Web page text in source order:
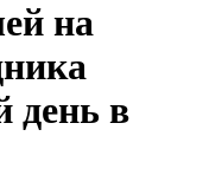
на
день в